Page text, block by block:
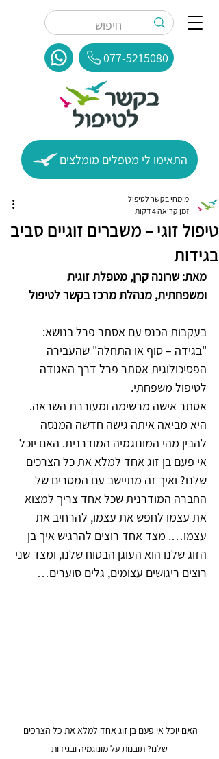
077-5215080
התאימו לי מטפלים מומלצים
טיפול זוגי – משברים זוגיים סביב
בגידות
מומחי בקשר לטיפול
זמן קריאה 4 דקות
מאת: שרונה קרן, מטפלת זוגית
ומשפחתית, מנהלת מרכז בקשר לטיפול
בעקבות הכנס עם אסתר פרל בנושא:
"בגידה – סוף או התחלה" שהעבירה
הפסיכולוגית אסתר פרל דרך האגודה
לטיפול משפחתי.
אסתר אישה מרשימה ומעוררת השראה.
היא מביאה איתה גישה חדשה המנסה
להבין מהי המונוגמיה המודרנית. האם יוכל
אי פעם בן זוג אחד למלא את כל הצרכים
שלנו? ואיך זה מתיישב עם המסרים של
החברה המודרנית שכל אחד צריך למצוא
את עצמו לחפש את עצמו, להרחיב את
עצמו…. מצד אחד רוצים להרגיש איך בן
הזוג שלנו הוא העוגן הבטוח שלנו, ומצד שני
רוצים ריגושים עצומים, גלים סוערים…
האם יוכל אי פעם בן זוג אחד למלא את כל הצרכים
שלנו? תובנות על מונוגמיה ובגידות